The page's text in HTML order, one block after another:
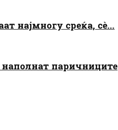
најмногу среќа, сè...
наполнат паричниците